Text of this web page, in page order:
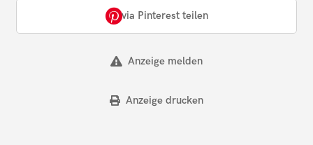
via Pinterest teilen
Anzeige melden
Anzeige drucken